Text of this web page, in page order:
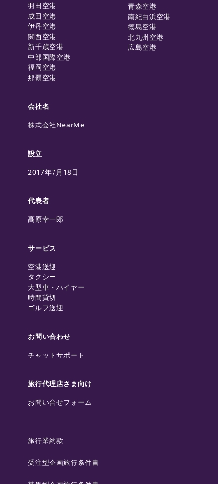
羽田空港
成田空港
伊丹空港
関西空港
新千歳空港
中部国際空港
福岡空港
那覇空港
会社名
株式会社NearMe
設立
2017年7月18日
代表者
髙原幸一郎
サービス
空港送迎
タクシー
大型車・ハイヤー
時間貸切
ゴルフ送迎
お問い合わせ
チャットサポート
旅行代理店さま向け
お問い合せフォーム
青森空港
南紀白浜空港
徳島空港
北九州空港
広島空港
旅行業約款
受注型企画旅行条件書